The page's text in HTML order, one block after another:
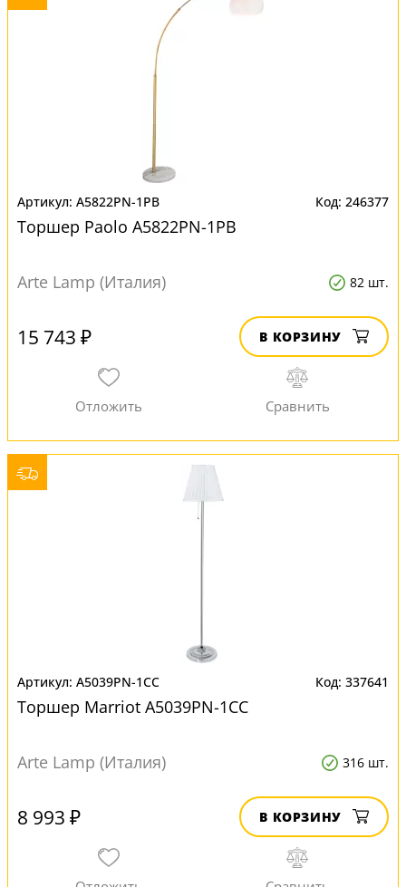
A5822PN-1PB 246377
Торшер Paolo A5822PN-1PB
Arte Lamp (Италия) 82 шт.
15 743 ₽ В КОРЗИНУ
A5039PN-1CC 337641
Торшер Marriot A5039PN-1CC
Arte Lamp (Италия) 316 шт.
8 993 ₽ В КОРЗИНУ